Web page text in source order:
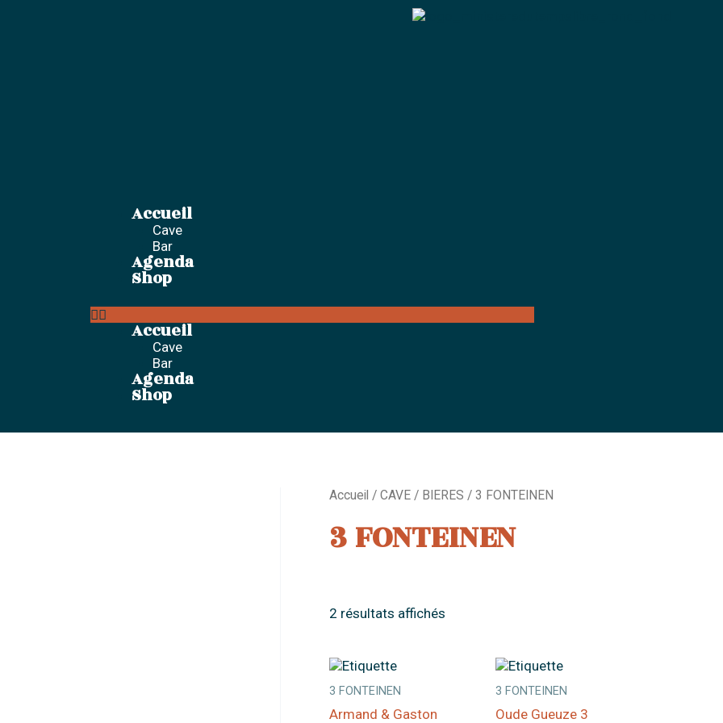
Accueil
Cave
Bar
Agenda
Shop
Menu
Accueil
Cave
Bar
Agenda
Shop
Accueil / CAVE / BIERES / 3 FONTEINEN
3 FONTEINEN
2 résultats affichés
3 FONTEINEN
Armand & Gaston
3 FONTEINEN
Oude Gueuze 3